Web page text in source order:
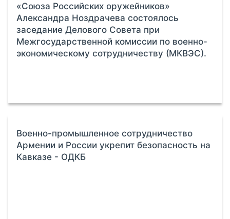
«Союза Российских оружейников»
Александра Ноздрачева состоялось
заседание Делового Совета при
Межгосударственной комиссии по военно-
экономическому сотрудничеству (МКВЭС).
Военно-промышленное сотрудничество
Армении и России укрепит безопасность на
Кавказе - ОДКБ